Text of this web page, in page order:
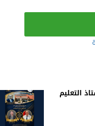
التعليم